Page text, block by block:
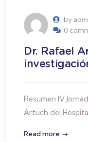
by
0
Dr. Rafael
Resumen IV
Artuch del
Read more